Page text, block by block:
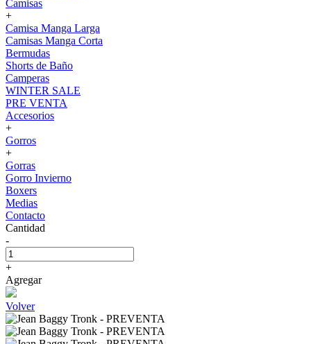
Camisas
+
Camisa Manga Larga
Camisas Manga Corta
Bermudas
Shorts de Baño
Camperas
WINTER SALE
PRE VENTA
Accesorios
+
Gorros
+
Gorras
Gorro Invierno
Boxers
Medias
Contacto
Cantidad
-
+
Agregar
Volver